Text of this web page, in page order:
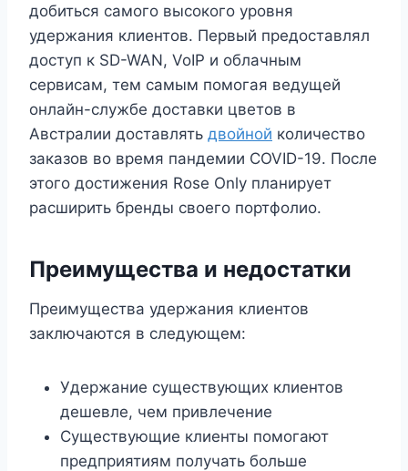
добиться самого высокого уровня
удержания клиентов. Первый предоставлял
доступ к SD-WAN, VoIP и облачным
сервисам, тем самым помогая ведущей
онлайн-службе доставки цветов в
Австралии доставлять двойной количество
заказов во время пандемии COVID-19. После
этого достижения Rose Only планирует
расширить бренды своего портфолио.
Преимущества и недостатки
Преимущества удержания клиентов
заключаются в следующем:
Удержание существующих клиентов
дешевле, чем привлечение
Существующие клиенты помогают
предприятиям получать больше